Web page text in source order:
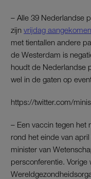
– Alle 39 Nederlandse
zijn vrijdag
met tientallen andere
de Westerdam is
houdt de Nederlandse
wel in de gaten op
https://twitter.com/
– Een vaccin tegen het
rond het einde van
minister van
persconferentie.